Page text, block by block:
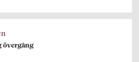
övergång